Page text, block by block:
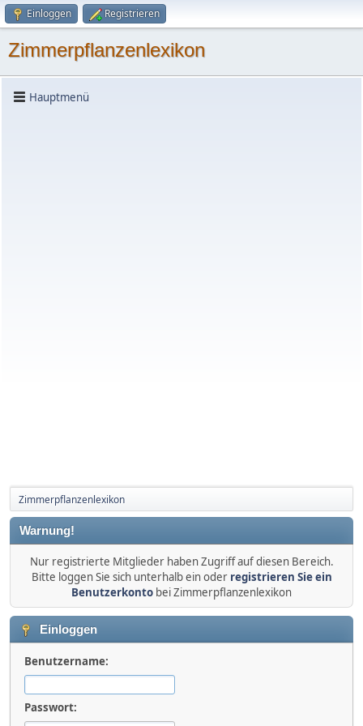
Einloggen Registrieren
Zimmerpflanzenlexikon
Hauptmenü
Zimmerpflanzenlexikon
Warnung!
Nur registrierte Mitglieder haben Zugriff auf diesen Bereich.
Bitte loggen Sie sich unterhalb ein oder registrieren Sie ein
Benutzerkonto bei Zimmerpflanzenlexikon
Einloggen
Benutzername:
Passwort: